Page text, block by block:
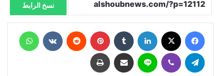
نسخ الرابط